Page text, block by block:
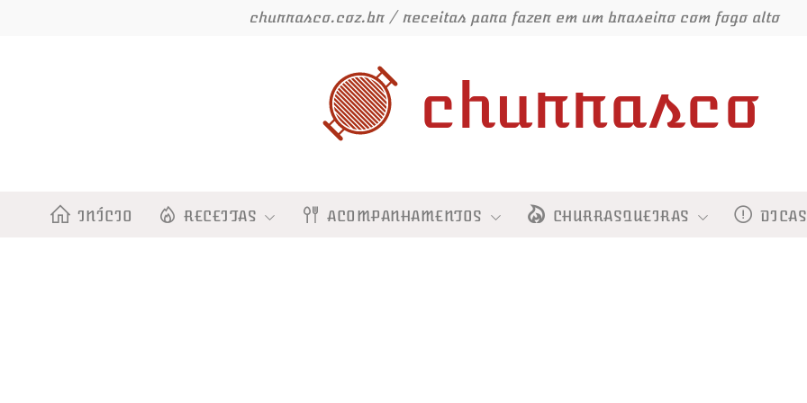
churrasco.coz.br / receitas para fazer em um braseiro com fogo alto
churrasco
INÍCIO RECEITAS ACOMPANHAMENTOS CHURRASQUEIRAS DICAS